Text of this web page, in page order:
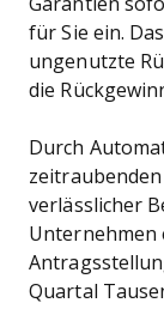
Garantien
für Sie ein.
ungenutzte
die
Durch
verlässlicher
Unternehmen
Quartal